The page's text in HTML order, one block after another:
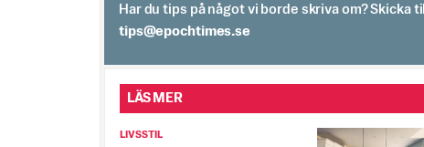
Har du tips på något vi borde skriva om? Skicka till
es.semithcope@spit
LÄS MER
LIVSSTIL